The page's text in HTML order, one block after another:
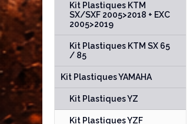
Kit Plastiques KTM
SX/SXF 2005>2018 + EXC
2005>2019
Kit Plastiques KTM SX 65
/ 85
Kit Plastiques YAMAHA
Kit Plastiques YZ
Kit Plastiques YZF